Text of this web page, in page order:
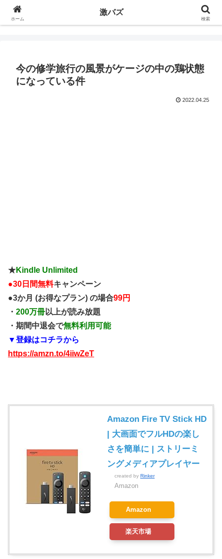
今の修学旅行の風景がケージの中の鶏状態
になっている件
2022.04.25
★Kindle Unlimited
●30日間無料キャンペーン
●3か月 (お得なプラン) の場合99円
・ 200万冊以上が読み放題
・期間中退会で無料利用可能
▼登録はコチラから
https://amzn.to/4iiwZeT
Amazon Fire TV Stick HD
| 大画面でフルHDの楽し
さを簡単に | ストリーミ
ングメディアプレイヤー
created by Rinker
Amazon
Amazon
楽天市場
ホーム
激バズ
検索